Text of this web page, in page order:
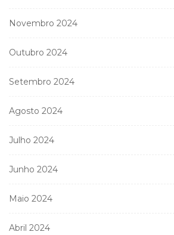
Novembro 2024
Outubro 2024
Setembro 2024
Agosto 2024
Julho 2024
Junho 2024
Maio 2024
Abril 2024